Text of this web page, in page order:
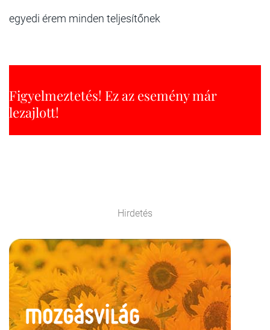
egyedi érem minden teljesítőnek
Figyelmeztetés! Ez az esemény már
lezajlott!
Hirdetés